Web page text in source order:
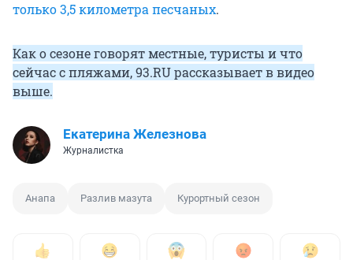
только 3,5 километра песчаных.
Как о сезоне говорят местные, туристы и что
сейчас с пляжами, 93.RU рассказывает в видео
выше.
Екатерина Железнова
Журналистка
Анапа Разлив мазута Курортный сезон